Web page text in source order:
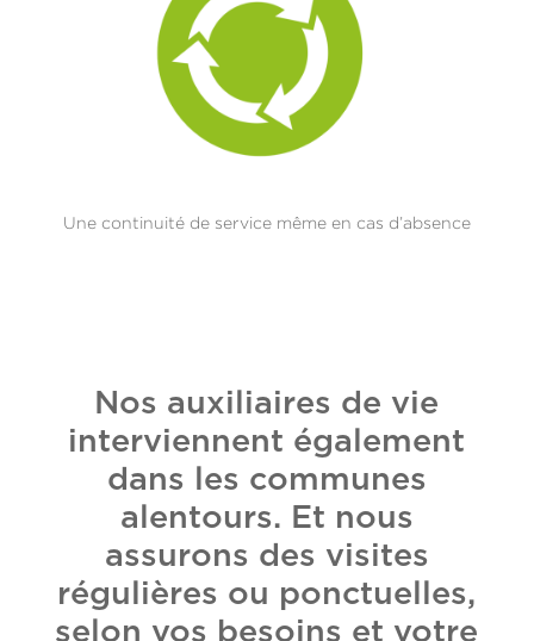
Une continuité de service même en cas d’absence
Nos auxiliaires de vie
interviennent également
dans les communes
alentours. Et nous
assurons des visites
régulières ou ponctuelles,
selon vos besoins et votre